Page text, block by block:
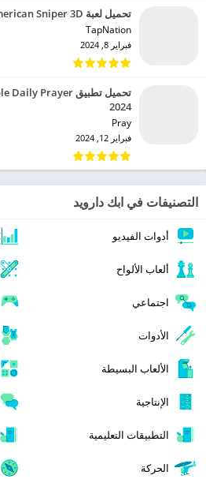
تحميل لعبة American Sniper 3D مهكرة للاندرويد 2024
TapNation‏
فبراير 8, 2024
2024
Pray‏
فبراير 12, 2024
التصنيفات في ابك دارويد
أدوات الفيديو
ألعاب الألواح
اجتماعي
الأدوات
الألعاب البسيطة
الإنتاجية
التطبيقات التعليمية
الحركة